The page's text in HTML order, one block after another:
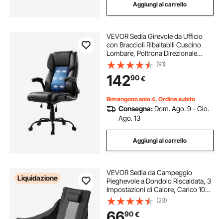
sedia di trasferimento
Aggiungi al carrello
VEVOR Sedia Girevole da Ufficio
con Braccioli Ribaltabili Cuscino
Lombare, Poltrona Direzionale
Ergonomica, Sedile da Ufficio in
Pelle PU, Carico max. 136,08 kg
Altezza Regolabile, Sedia da Studio
(91)
14290€
Rimangono solo 4, Ordina subito
Consegna: Dom. Ago. 9 - Gio.
Ago. 13
Aggiungi al carrello
Liquidazione
VEVOR Sedia da Campeggio
Pieghevole a Dondolo Riscaldata, 3
Impostazioni di Calore, Carico 102
kg, Sdraio Imbottita Portatile per
Esterni con Tasca Portabicchieri,
per Giardino, Viaggio
(23)
90€